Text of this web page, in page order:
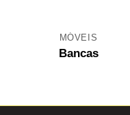
MÓVEIS
Bancas